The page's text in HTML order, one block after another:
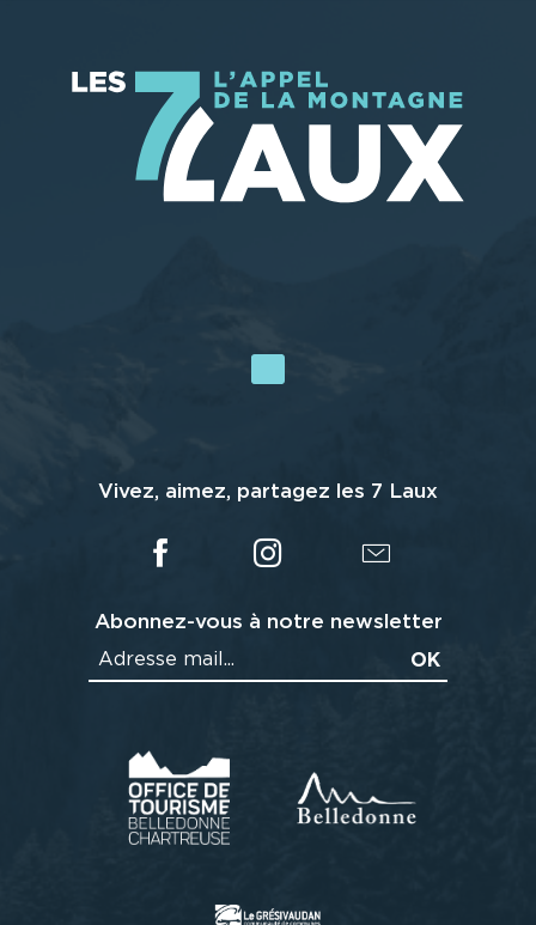
Vivez, aimez, partagez les 7 Laux
Abonnez-vous à notre newsletter